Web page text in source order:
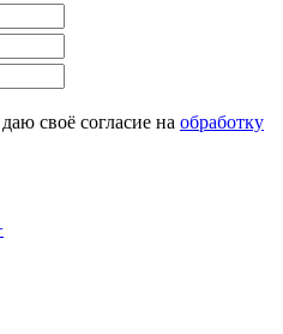
своё согласие на обработку